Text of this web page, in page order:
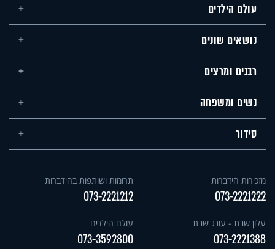
עולם הילדים
נושאים שונים
רבנים ומרצים
נשים ומשפחה
סידור
מזכירות הידברות
073-2221222
תרומות ושותפות בהידברות
073-2221212
עלון שבת - עונג שבת
073-2221388
עולם הילדים
073-3592800